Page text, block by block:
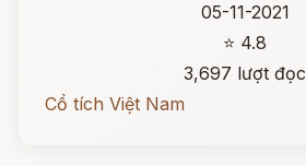
05-11-2021
⭐ 4.8
3,697 lượt đọc
Cổ tích Việt Nam